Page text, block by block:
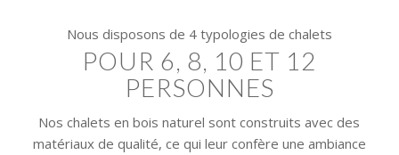
Nous disposons de 4 typologies de chalets
POUR 6, 8, 10 ET 12
PERSONNES
Nos chalets en bois naturel sont construits avec des
matériaux de qualité, ce qui leur confère une ambiance